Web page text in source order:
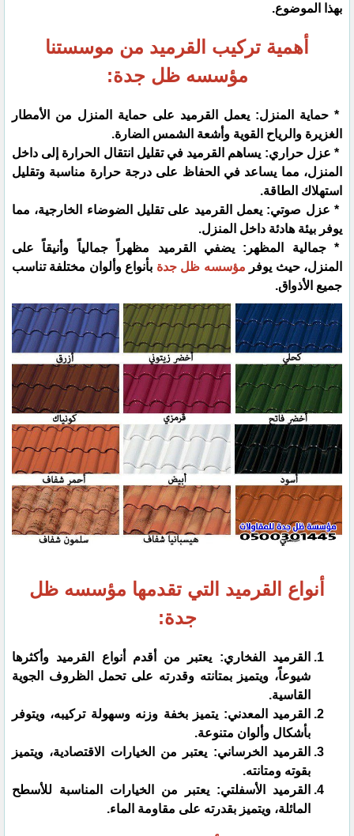
بهذا الموضوع.
أهمية تركيب القرميد من موسستنا
مؤسسه ظل جدة:
* حماية المنزل: يعمل القرميد على حماية المنزل من الأمطار
الغزيرة والرياح القوية وأشعة الشمس الضارة.
* عزل حراري: يساهم القرميد في تقليل انتقال الحرارة إلى داخل
المنزل، مما يساعد في الحفاظ على درجة حرارة مناسبة وتقليل
استهلاك الطاقة.
* عزل صوتي: يعمل القرميد على تقليل الضوضاء الخارجية، مما
يوفر بيئة هادئة داخل المنزل.
* جمالية المظهر: يضفي القرميد مظهراً جمالياً وأنيقاً على
المنزل، حيث يوفر مؤسسه ظل جدة بأنواع وألوان مختلفة تناسب
جميع الأذواق.
أنواع القرميد التي تقدمها مؤسسه ظل
جدة:
القرميد الفخاري: يعتبر من أقدم أنواع القرميد وأكثرها
شيوعاً، ويتميز بمتانته وقدرته على تحمل الظروف الجوية
القاسية.
القرميد المعدني: يتميز بخفة وزنه وسهولة تركيبه، ويتوفر
بأشكال وألوان متنوعة.
القرميد الخرساني: يعتبر من الخيارات الاقتصادية، ويتميز
بقوته ومتانته.
القرميد الأسفلتي: يعتبر من الخيارات المناسبة للأسطح
المائلة، ويتميز بقدرته على مقاومة الماء.